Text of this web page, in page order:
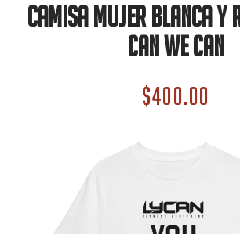
Camisa Mujer Blanca Y
Can We Can
$400.00